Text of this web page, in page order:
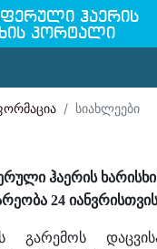
ჰაერის
პორტალი
სიახლეები
ჰაერის
24 იანვრისთვის
გარემოს